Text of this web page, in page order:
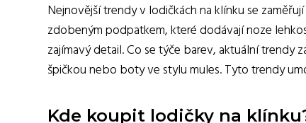
Nejnovější trendy v lodičkách na klínku se
zdobeným podpatkem, které dodávají noze
zajímavý detail. Co se týče barev, aktuální
špičkou nebo boty ve stylu mules. Tyto trendy
Kde koupit lodičky na